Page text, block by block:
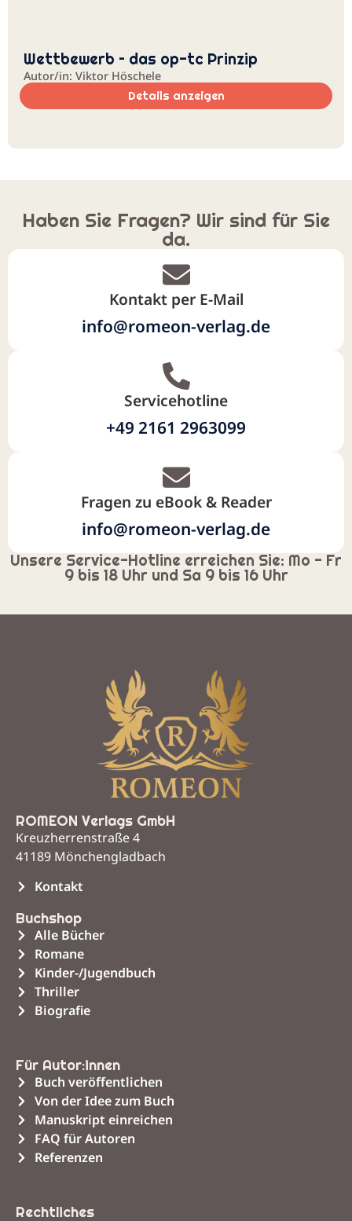
Wettbewerb – das op-tc Prinzip
Autor/in: Viktor Höschele
Details anzeigen
Haben Sie Fragen? Wir sind für Sie
da.
Kontakt per E-Mail
info@romeon-verlag.de
Servicehotline
+49 2161 2963099
Fragen zu eBook & Reader
info@romeon-verlag.de
Unsere Service-Hotline erreichen Sie: Mo - Fr
9 bis 18 Uhr und Sa 9 bis 16 Uhr
ROMEON Verlags GmbH
Kreuzherrenstraße 4
41189 Mönchengladbach
Kontakt
Buchshop
Alle Bücher
Romane
Kinder-/Jugendbuch
Thriller
Biografie
Für Autor:innen
Buch veröffentlichen
Von der Idee zum Buch
Manuskript einreichen
FAQ für Autoren
Referenzen
Rechtliches